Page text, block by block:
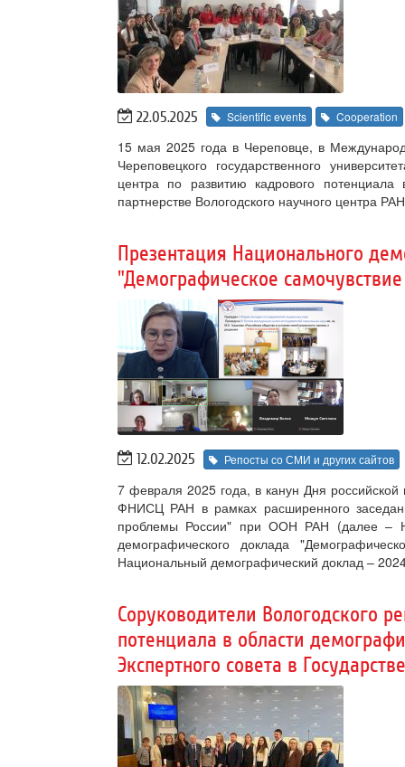
22.05.2025 Scientific events Cooperation
15 мая 2025 года в Череповце, в
Череповецкого государственного
центра по развитию кадрового
партнерстве Вологодского научного центра
Презентация Национального
"Демографическое
12.02.2025 Репосты со СМИ и других сайтов
7 февраля 2025 года, в канун Дня
ФНИСЦ РАН в рамках расширенного
проблемы России" при ООН РАН (далее –
демографического доклада
Национальный демографический доклад –
Соруководители Вологодского
потенциала в области
Экспертного совета в